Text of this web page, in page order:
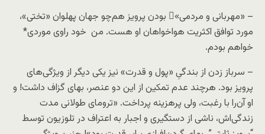
– «مهربانی و مردمی»ِ بودن پرویز هم‌چو جهان پهلوان «تختی»،
مورد توافق اکثریت هواخواهان او هست. من خود راوی موردی*
خواهم بودم.
– سرباز زدن از بندگیِ «پول و قدرت» نیز یکی دیگر از ویژگی‌های
پرویز بود. هرچند عدم تمکین از این دو عنصر، بهای گزاف داشت! و
او آن‌را با رغبت، ولی پرهزینه پرداخت. «ترومای طولانی مدت
زندگی‌اش، ناشی از دستگیری و اجبار به اعتراف در تلوزیون توسط